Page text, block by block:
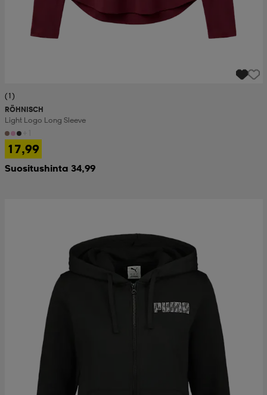
(1)
RÖHNISCH
Light Logo Long Sleeve
17,99
Suositushinta 34,99